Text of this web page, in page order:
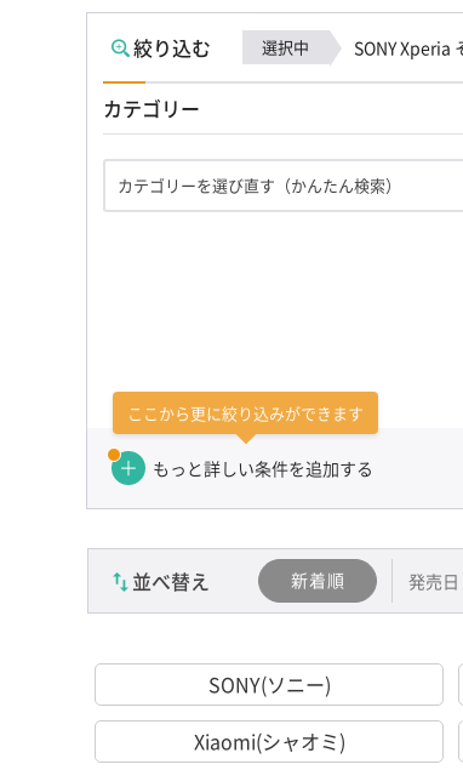
絞り込む 選択中 SONY Xperia
カテゴリー
カテゴリーを選び直す（かんたん検索）
ここから更に絞り込みができます
もっと詳しい条件を追加する
並べ替え 新着順 発売日
SONY(ソニー)
Xiaomi(シャオミ)